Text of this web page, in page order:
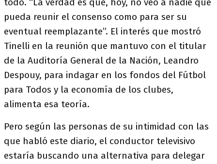
pueda reunir el consenso como para ser su
eventual reemplazante”. El interés que mostró
Tinelli en la reunión que mantuvo con el titular
de la Auditoría General de la Nación, Leandro
Despouy, para indagar en los fondos del Fútbol
para Todos y la economía de los clubes,
alimenta esa teoría.
Pero según las personas de su intimidad con las
que habló este diario, el conductor televisivo
estaría buscando una alternativa para delegar